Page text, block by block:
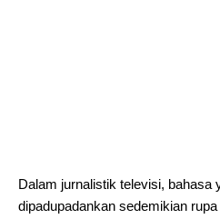
Dalam jurnalistik televisi, bahasa
dipadupadankan sedemikian